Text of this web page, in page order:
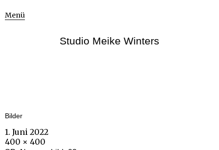
Menü
Studio Meike Winters
Bilder
1. Juni 2022
400 × 400